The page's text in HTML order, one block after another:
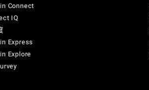
Connect
IQ
Express
Explore